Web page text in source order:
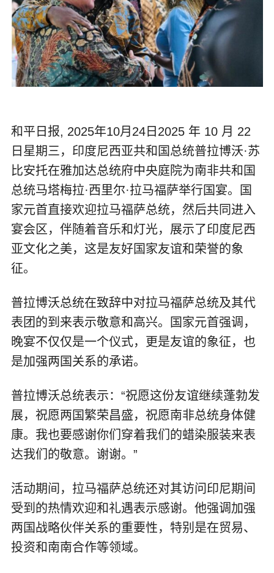
和平日报, 2025年10月24日 2025 年 10 月 22
日星期三，印度尼西亚共和国总统普拉博沃·苏
比安托在雅加达总统府中央庭院为南非共和国
总统马塔梅拉·西里尔·拉马福萨举行国宴。国
家元首直接欢迎拉马福萨总统，然后共同进入
宴会区，伴随着音乐和灯光，展示了印度尼西
亚文化之美，这是友好国家友谊和荣誉的象
征。
普拉博沃总统在致辞中对拉马福萨总统及其代
表团的到来表示敬意和高兴。国家元首强调，
晚宴不仅仅是一个仪式，更是友谊的象征，也
是加强两国关系的承诺。
普拉博沃总统表示：“祝愿这份友谊继续蓬勃发
展，祝愿两国繁荣昌盛，祝愿南非总统身体健
康。我也要感谢你们穿着我们的蜡染服装来表
达我们的敬意。谢谢。”
活动期间，拉马福萨总统还对其访问印尼期间
受到的热情欢迎和礼遇表示感谢。他强调加强
两国战略伙伴关系的重要性，特别是在贸易、
投资和南南合作等领域。